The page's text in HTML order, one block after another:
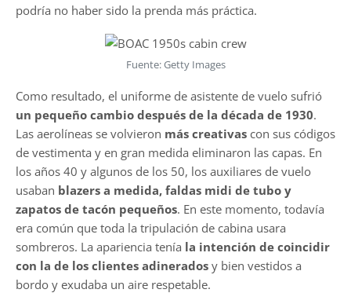
podría no haber sido la prenda más práctica.
Fuente: Getty Images
Como resultado, el uniforme de asistente de vuelo sufrió
un pequeño cambio después de la década de 1930.
Las aerolíneas se volvieron más creativas con sus códigos
de vestimenta y en gran medida eliminaron las capas. En
los años 40 y algunos de los 50, los auxiliares de vuelo
usaban blazers a medida, faldas midi de tubo y
zapatos de tacón pequeños. En este momento, todavía
era común que toda la tripulación de cabina usara
sombreros. La apariencia tenía la intención de coincidir
con la de los clientes adinerados y bien vestidos a
bordo y exudaba un aire respetable.